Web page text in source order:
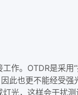
作。OTDR是采
此也更不能经受
光，这样会干扰